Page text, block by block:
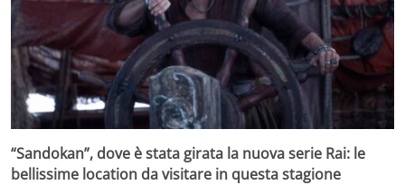
“Sandokan”, dove è stata girata la nuova serie Rai: le
bellissime location da visitare in questa stagione